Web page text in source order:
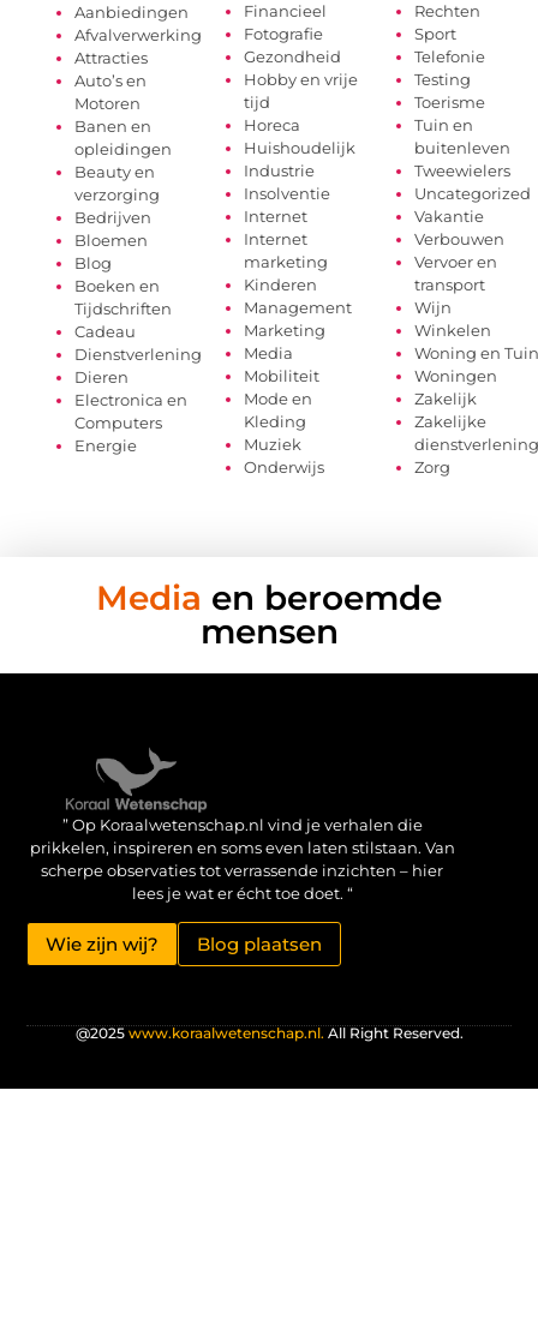
Aanbiedingen
Afvalverwerking
Attracties
Auto’s en
Motoren
Banen en
opleidingen
Beauty en
verzorging
Bedrijven
Bloemen
Blog
Boeken en
Tijdschriften
Cadeau
Dienstverlening
Dieren
Electronica en
Computers
Energie
Financieel
Fotografie
Gezondheid
Hobby en vrije
tijd
Horeca
Huishoudelijk
Industrie
Insolventie
Internet
Internet
marketing
Kinderen
Management
Marketing
Media
Mobiliteit
Mode en
Kleding
Muziek
Onderwijs
Rechten
Sport
Telefonie
Testing
Toerisme
Tuin en
buitenleven
Tweewielers
Uncategorized
Vakantie
Verbouwen
Vervoer en
transport
Wijn
Winkelen
Woning en Tuin
Woningen
Zakelijk
Zakelijke
dienstverlening
Zorg
Media en beroemde
mensen
” Op Koraalwetenschap.nl vind je verhalen die
prikkelen, inspireren en soms even laten stilstaan. Van
scherpe observaties tot verrassende inzichten – hier
lees je wat er écht toe doet. “
Wie zijn wij? Blog plaatsen
@2025www.koraalwetenschap.nl.All Right Reserved.